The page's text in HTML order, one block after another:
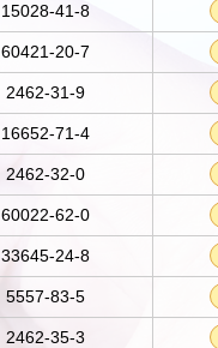
15028-41-8
60421-20-7
2462-31-9
16652-71-4
2462-32-0
60022-62-0
33645-24-8
5557-83-5
2462-35-3